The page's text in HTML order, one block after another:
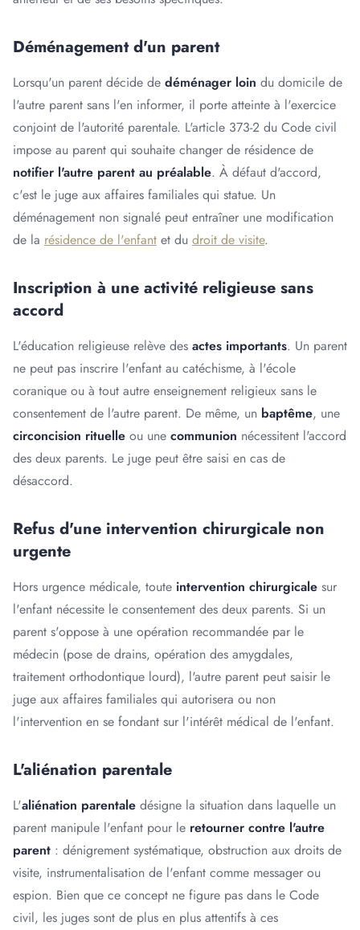
Déménagement d'un parent
Lorsqu'un parent décide de déménager loin du domicile de
l'autre parent sans l'en informer, il porte atteinte à l'exercice
conjoint de l'autorité parentale. L'article 373-2 du Code civil
impose au parent qui souhaite changer de résidence de
notifier l'autre parent au préalable. À défaut d'accord,
c'est le juge aux affaires familiales qui statue. Un
déménagement non signalé peut entraîner une modification
de la résidence de l'enfant et du droit de visite.
Inscription à une activité religieuse sans
accord
L'éducation religieuse relève des actes importants. Un parent
ne peut pas inscrire l'enfant au catéchisme, à l'école
coranique ou à tout autre enseignement religieux sans le
consentement de l'autre parent. De même, un baptême, une
circoncision rituelle ou une communion nécessitent l'accord
des deux parents. Le juge peut être saisi en cas de
désaccord.
Refus d'une intervention chirurgicale non
urgente
Hors urgence médicale, toute intervention chirurgicale sur
l'enfant nécessite le consentement des deux parents. Si un
parent s'oppose à une opération recommandée par le
médecin (pose de drains, opération des amygdales,
traitement orthodontique lourd), l'autre parent peut saisir le
juge aux affaires familiales qui autorisera ou non
l'intervention en se fondant sur l'intérêt médical de l'enfant.
L'aliénation parentale
L'aliénation parentale désigne la situation dans laquelle un
parent manipule l'enfant pour le retourner contre l'autre
parent : dénigrement systématique, obstruction aux droits de
visite, instrumentalisation de l'enfant comme messager ou
espion. Bien que ce concept ne figure pas dans le Code
civil, les juges sont de plus en plus attentifs à ces